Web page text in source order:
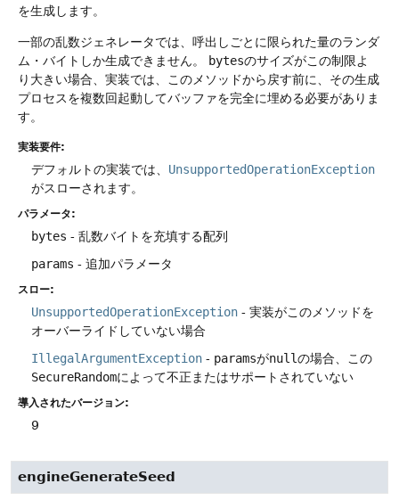
を生成します。
一部の乱数ジェネレータでは、呼出しごとに限られた量のランダ
ム・バイトしか生成できません。
bytesのサイズがこの制限よ
り大きい場合、実装では、このメソッドから戻す前に、その生成
プロセスを複数回起動してバッファを完全に埋める必要がありま
す。
実装要件:
デフォルトの実装では、 UnsupportedOperationException
がスローされます。
パラメータ:
bytes - 乱数バイトを充填する配列
params - 追加パラメータ
スロー:
UnsupportedOperationException - 実装がこのメソッドを
オーバーライドしていない場合
IllegalArgumentException - paramsがnullの場合、この
SecureRandomによって不正またはサポートされていない
導入されたバージョン:
9
engineGenerateSeed